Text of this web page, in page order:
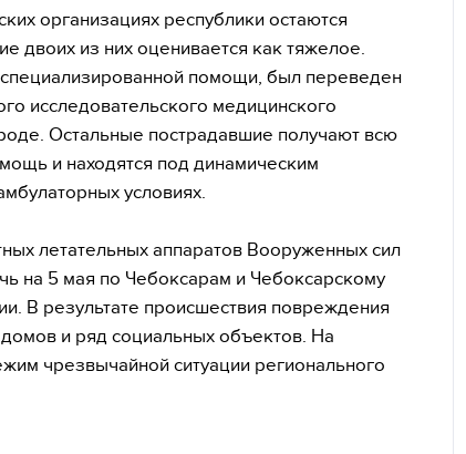
организациях республики остаются
двоих из них оценивается как тяжелое.
помощи, был переведен
исследовательского медицинского
Остальные пострадавшие получают всю
и находятся под динамическим
условиях.
летательных аппаратов Вооруженных сил
на 5 мая по Чебоксарам и Чебоксарскому
В результате происшествия повреждения
и ряд социальных объектов. На
чрезвычайной ситуации регионального